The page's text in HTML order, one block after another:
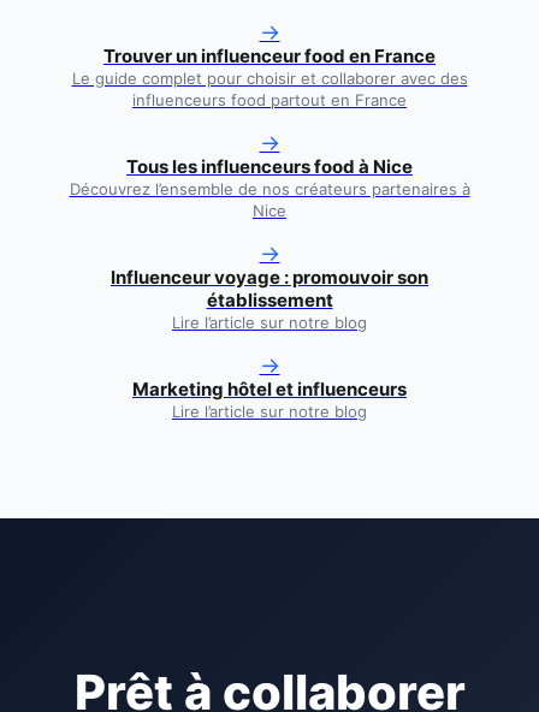
→
Trouver un influenceur food en France
Le guide complet pour choisir et collaborer avec des
influenceurs food partout en France
→
Tous les influenceurs food à Nice
Découvrez l’ensemble de nos créateurs partenaires à
Nice
→
Influenceur voyage : promouvoir son
établissement
Lire l’article sur notre blog
→
Marketing hôtel et influenceurs
Lire l’article sur notre blog
Prêt à collaborer